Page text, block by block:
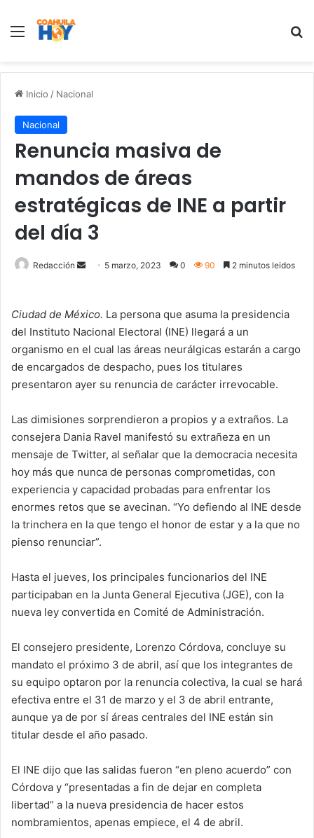
Menu
Inicio / Nacional
Nacional
Renuncia masiva de
mandos de áreas
estratégicas de INE a partir
del día 3
Redacción
d
a
n
e
m
l
5 marzo, 2023 0 90 2 minutos leidos
Ciudad de México. La persona que asuma la presidencia
del Instituto Nacional Electoral (INE) llegará a un
organismo en el cual las áreas neurálgicas estarán a cargo
de encargados de despacho, pues los titulares
presentaron ayer su renuncia de carácter irrevocable.
Las dimisiones sorprendieron a propios y a extraños. La
consejera Dania Ravel manifestó su extrañeza en un
mensaje de Twitter, al señalar que la democracia necesita
hoy más que nunca de personas comprometidas, con
experiencia y capacidad probadas para enfrentar los
enormes retos que se avecinan. “Yo defiendo al INE desde
la trinchera en la que tengo el honor de estar y a la que no
pienso renunciar”.
Hasta el jueves, los principales funcionarios del INE
participaban en la Junta General Ejecutiva (JGE), con la
nueva ley convertida en Comité de Administración.
El consejero presidente, Lorenzo Córdova, concluye su
mandato el próximo 3 de abril, así que los integrantes de
su equipo optaron por la renuncia colectiva, la cual se hará
efectiva entre el 31 de marzo y el 3 de abril entrante,
aunque ya de por sí áreas centrales del INE están sin
titular desde el año pasado.
El INE dijo que las salidas fueron “en pleno acuerdo” con
Córdova y “presentadas a fin de dejar en completa
libertad” a la nueva presidencia de hacer estos
nombramientos, apenas empiece, el 4 de abril.